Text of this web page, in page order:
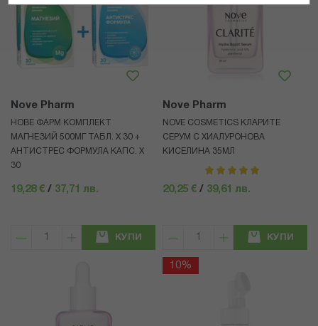
Nove Pharm
НОВЕ ФАРМ КОМПЛЕКТ
МАГНЕЗИЙ 500МГ ТАБЛ. Х 30 +
АНТИСТРЕС ФОРМУЛА КАПС. Х
30
19,28 € / 37,71 лв.
КУПИ
Nove Pharm
NOVE COSMETICS КЛАРИТЕ
СЕРУМ С ХИАЛУРОНОВА
КИСЕЛИНА 35МЛ
рейтинг:
20,25 € / 39,61 лв.
КУПИ
10%